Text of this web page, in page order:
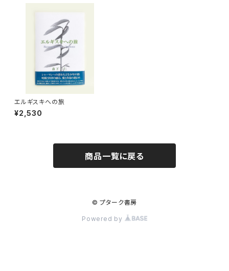
エルギスキへの旅
¥2,530
商品一覧に戻る
© プターク書房
Powered by